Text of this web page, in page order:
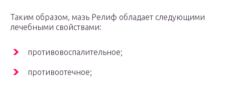
Таким образом, мазь Релиф обладает следующими
лечебными свойствами:
противовоспалительное;
противоотечное;